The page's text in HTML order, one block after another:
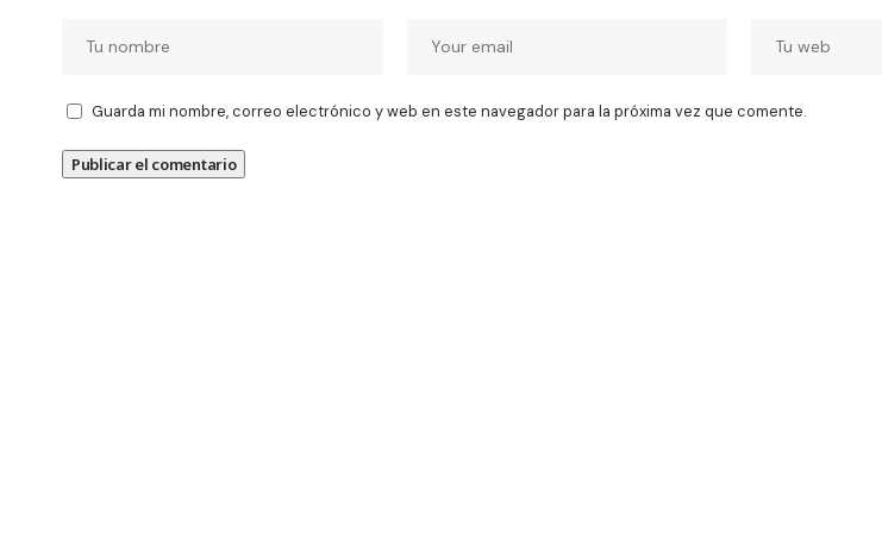
Guarda mi nombre, correo electrónico y web en este navegador para la próxima vez que comente.